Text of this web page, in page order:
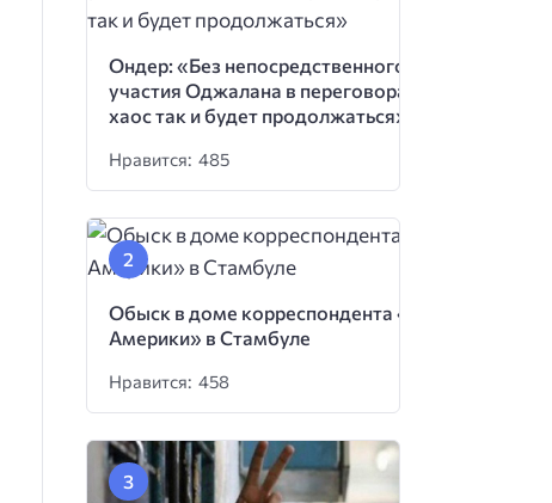
Ондер: «Без непосредственного
участия Оджалана в переговорах
хаос так и будет продолжаться»
Нравится: 485
Обыск в доме корреспондента «Голоса
Америки» в Стамбуле
Нравится: 458